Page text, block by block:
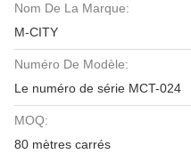
Nom De La Marque:
M-CITY
Numéro De Modèle:
Le numéro de série MCT-024
MOQ:
80 mètres carrés